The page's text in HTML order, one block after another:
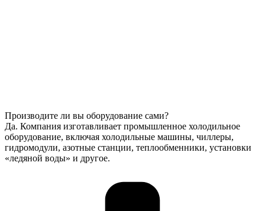
Производите ли вы оборудование сами?
Да. Компания изготавливает промышленное холодильное
оборудование, включая холодильные машины, чиллеры,
гидромодули, азотные станции, теплообменники, установки
«ледяной воды» и другое.